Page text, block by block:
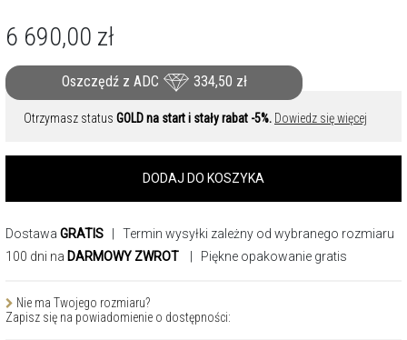
6 690,00 zł
Oszczędź z ADC 334,50 zł
Otrzymasz status GOLD na start i stały rabat -5%. Dowiedz się więcej
DODAJ DO KOSZYKA
Dostawa GRATIS | Termin wysyłki zależny od wybranego rozmiaru
100 dni na DARMOWY ZWROT | Piękne opakowanie gratis
Nie ma Twojego rozmiaru?
Zapisz się na powiadomienie o dostępności: